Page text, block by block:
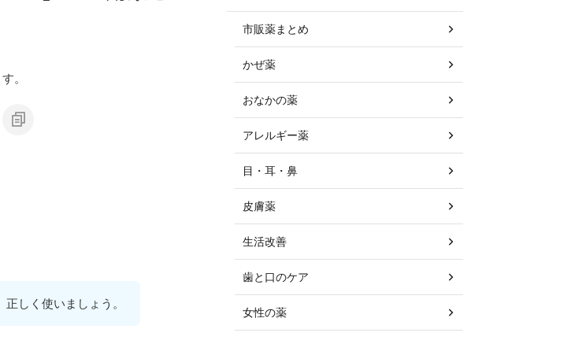
。
しく使いましょう。
市販薬まとめ
かぜ薬
おなかの薬
アレルギー薬
目・耳・鼻
皮膚薬
生活改善
歯と口のケア
女性の薬